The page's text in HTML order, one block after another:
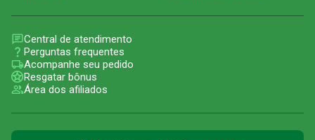
Central de atendimento
Perguntas frequentes
Acompanhe seu pedido
Resgatar bônus
Área dos afiliados